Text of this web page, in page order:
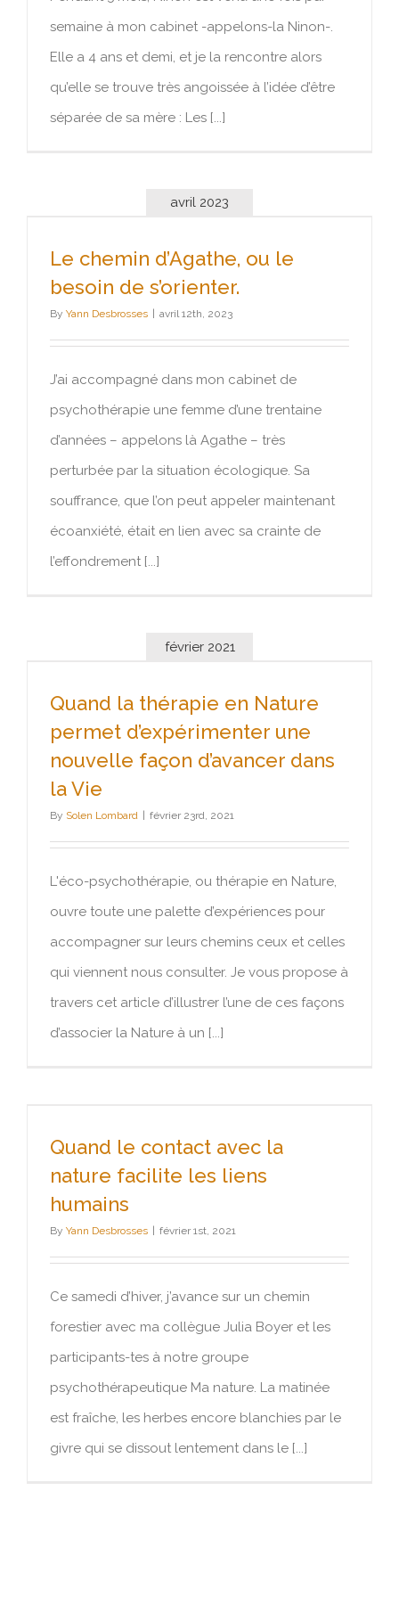
semaine à mon cabinet -appelons-la Ninon-.
Elle a 4 ans et demi, et je la rencontre alors
qu’elle se trouve très angoissée à l’idée d’être
séparée de sa mère : Les [...]
avril 2023
s’orienter.
Le chemin d’Agathe, ou le
besoin de s’orienter.
By Yann Desbrosses avril 12th, 2023
J’ai accompagné dans mon cabinet de
psychothérapie une femme d’une trentaine
d’années – appelons là Agathe – très
perturbée par la situation écologique. Sa
souffrance, que l’on peut appeler maintenant
écoanxiété, était en lien avec sa crainte de
l’effondrement [...]
février 2021
Quand la thérapie en Nature permet
d’avancer dans la Vie
Quand la thérapie en Nature
permet d’expérimenter une
nouvelle façon d’avancer dans
la Vie
By Solen Lombard | février 23rd, 2021
L'éco-psychothérapie, ou thérapie en Nature,
ouvre toute une palette d’expériences pour
accompagner sur leurs chemins ceux et celles
qui viennent nous consulter. Je vous propose à
travers cet article d’illustrer l’une de ces façons
d’associer la Nature à un [...]
facilite les liens humains
Quand le contact avec la
nature facilite les liens
humains
By Yann Desbrosses | février 1st, 2021
Ce samedi d’hiver, j’avance sur un chemin
forestier avec ma collègue Julia Boyer et les
participants-tes à notre groupe
psychothérapeutique Ma nature. La matinée
est fraîche, les herbes encore blanchies par le
givre qui se dissout lentement dans le [...]